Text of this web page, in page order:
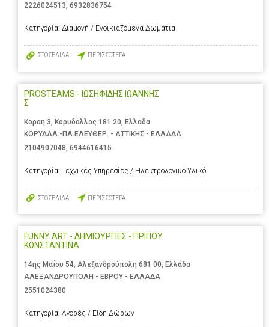
2226024513 6932836754
Κατηγορία: Διαμονή / Ενοικιαζόμενα Δωμάτια
ΙΣΤΟΣΕΛΙΔΑ ΠΕΡΙΣΣΟΤΕΡΑ
PROSTEAMS - ΙΩΣΗΦΙΔΗΣ ΙΩΑΝΝΗΣ
Σ
Κοραη 3, Κορυδαλλος 181 20, Ελλαδα
ΚΟΡΥΔΑΛ.-ΠΛ.ΕΛΕΥΘΕΡ. - ΑΤΤΙΚΗΣ - ΕΛΛΑΔΑ
2104907048, 6944616415
Κατηγορία: Τεχνικές Υπηρεσίες / Ηλεκτρολογικό Υλικό
ΙΣΤΟΣΕΛΙΔΑ ΠΕΡΙΣΣΟΤΕΡΑ
FUNNY ART - ΔΗΜΙΟΥΡΓΙΕΣ - ΠΡΙΠΟΥ
ΚΩΝΣΤΑΝΤΙΝΑ
14ης Μαΐου 54, Αλεξανδρούπολη 681 00, Ελλάδα
ΑΛΕΞΑΝΔΡΟΥΠΟΛΗ - ΕΒΡΟΥ - ΕΛΛΑΔΑ
2551024380
Κατηγορία: Αγορές / Είδη Δώρων